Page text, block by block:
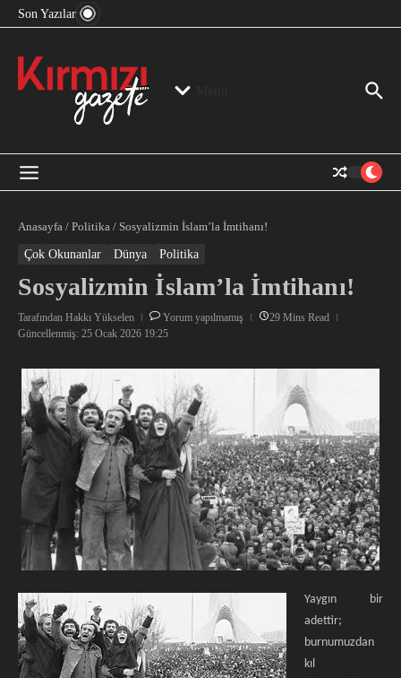
İçeriğe atla
Son Yazılar
“Mutlak Butlan” ve Bir Kez Daha Rejimin “Kendinden
Anasayfa / Politika / Sosyalizmin İslam’la İmtihanı!
Çok Okunanlar Dünya Politika
Sosyalizmin İslam’la İmtihanı!
Tarafından Hakkı Yükselen Yorum yapılmamış
29 Mins Read
Güncellenmiş: 25 Ocak 2026 19:25
Yaygın bir
adettir;
burnumuzdan
kıl